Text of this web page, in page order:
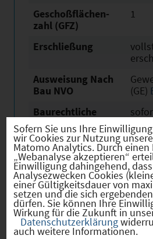
Geschoßflächen­
zahl (GFZ)
1
Erschließung
Ausweisung Nach
Bau NVO
(GE)
Baurechtliche
Verfügbarkeit
Erwerb
Eigentümer
Derzeitige Nutzung
Sofern Sie uns Ihre
wir Cookies zur Nutzung
Matomo Analytics. Durch
„Webanalyse akzeptieren“
Einwilligung dahingehend,
Analysezwecken Cookies
einer Gültigkeitsdauer von
setzen und die sich
dürfen. Sie können Ihre
Wirkung für die Zukunft in
Datenschutzerklärung
auch weitere Informationen.